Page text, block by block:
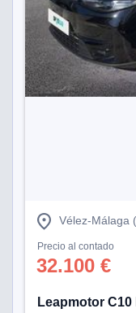
Vélez-Málaga
Precio al contado
32.100 €
Leapmotor